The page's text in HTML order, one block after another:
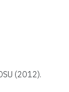
(2012).